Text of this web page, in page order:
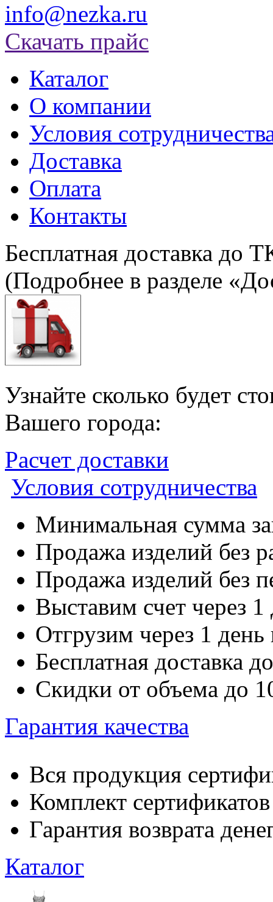
info@nezka.ru
Скачать прайс
Каталог
О компании
Условия
Доставка
Оплата
Контакты
Бесплатная доставка до
(Подробнее в разделе
Узнайте сколько будет
Вашего города:
Расчет доставки
Условия сотрудничества
Минимальная сумма
Продажа изделий без
Продажа изделий без
Выставим счет через 1
Отгрузим через 1
Бесплатная доставка
Скидки от объема до
Гарантия качества
Вся продукция
Комплект
Гарантия возврата
Каталог